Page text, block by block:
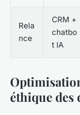
Rela
nce
CRM +
chatbo
t IA
éthique des